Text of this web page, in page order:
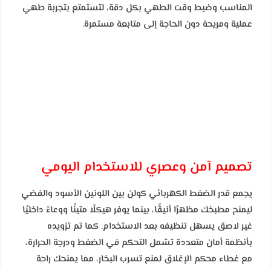
المناسب وضبط وقت الطهي بكل دقة، لتستمتع بتجربة طهي
عملية ومريحة دون الحاجة إلى متابعة مستمرة.
تصميم آمن وعصري للاستخدام اليومي
يجمع قدر الضغط الكهربائي كولن بين اللونين الأسود والفضي
ليمنح مطبخك مظهرًا أنيقًا، بينما يوفر هيكلًا متينًا ووعاءً داخليًا
غير لاصق يسهل تنظيفه بعد الاستخدام. كما تم تزويده
بأنظمة أمان متعددة تشمل التحكم في الضغط ودرجة الحرارة،
مع غطاء محكم الإغلاق لمنع تسرب البخار، مما يمنحك راحة